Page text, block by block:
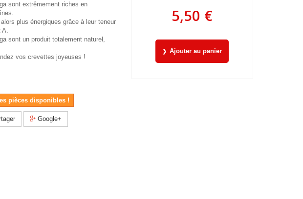
sont extrêmement riches en
plus énergiques grâce à leur teneur
A.
sont un produit totalement naturel,
vos crevettes joyeuses !
pièces disponibles !
Google+
5,50 €
Ajouter au panier